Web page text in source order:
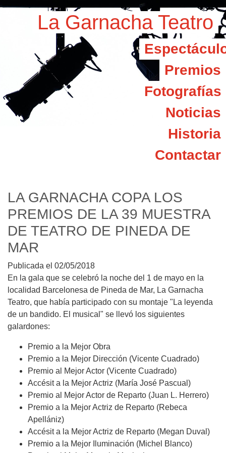
La Garnacha Teatro
Premios
Fotografías
Noticias
Historia
Contactar
LA GARNACHA COPA LOS
PREMIOS DE LA 39 MUESTRA
DE TEATRO DE PINEDA DE
MAR
Publicada el 02/05/2018
En la gala que se celebró la noche del 1 de mayo en la
localidad Barcelonesa de Pineda de Mar, La Garnacha
Teatro, que había participado con su montaje "La leyenda
de un bandido. El musical" se llevó los siguientes
galardones:
Premio a la Mejor Obra
Premio a la Mejor Dirección (Vicente Cuadrado)
Premio al Mejor Actor (Vicente Cuadrado)
Accésit a la Mejor Actriz (María José Pascual)
Premio al Mejor Actor de Reparto (Juan L. Herrero)
Premio a la Mejor Actriz de Reparto (Rebeca
Apellániz)
Accésit a la Mejor Actriz de Reparto (Megan Duval)
Premio a la Mejor Iluminación (Michel Blanco)